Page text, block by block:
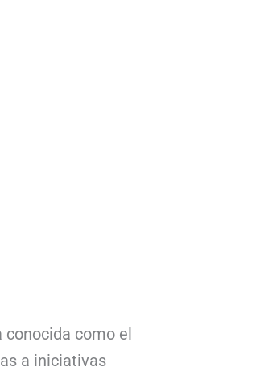
como el
a iniciativas